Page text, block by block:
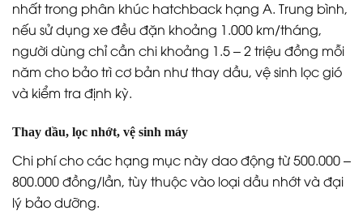
5.000 km
Kiểm tra phanh, nước làm mát, xi
nhan
10.000 km
Vệ sinh lọc gió, kiểm tra lốp và
điều hòa
km
gầm
Chi phí bảo dưỡng Toyota Wigo có cao không?
Chi phí bảo dưỡng xe Wigo được đánh giá là “mềm”